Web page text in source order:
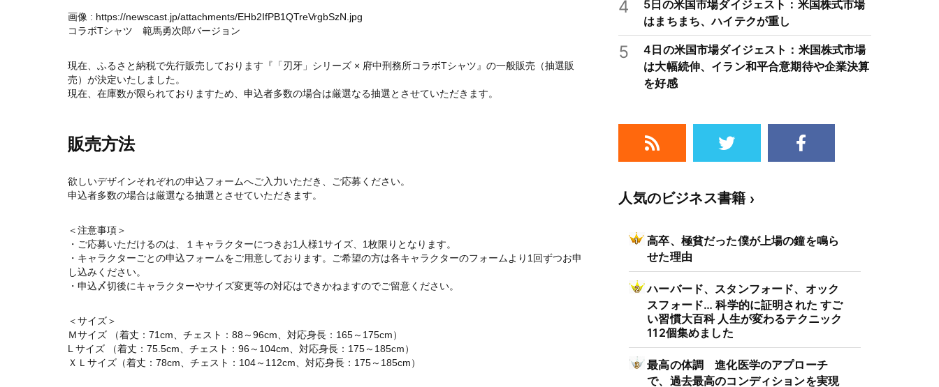
画像 : https://newscast.jp/attachments/EHb2IfPB1QTreVrgbSzN.jpg
コラボTシャツ 範馬勇次郎バージョン
現在、ふるさと納税で先行販売しております『「刃牙」シリーズ × 府中刑務所コラボTシャツ』の一般販売（抽選販
売）が決定いたしました。
現在、在庫数が限られておりますため、申込者多数の場合は厳選なる抽選とさせていただきます。
販売方法
欲しいデザインそれぞれの申込フォームへご入力いただき、ご応募ください。
申込者多数の場合は厳選なる抽選とさせていただきます。
＜注意事項＞
・ご応募いただけるのは、１キャラクターにつきお1人様1サイズ、1枚限りとなります。
・キャラクターごとの申込フォームをご用意しております。ご希望の方は各キャラクターのフォームより1回ずつお申
し込みください。
・申込〆切後にキャラクターやサイズ変更等の対応はできかねますのでご留意ください。
＜サイズ＞
Ｍサイズ （着丈：71cm、チェスト：88～96cm、対応身長：165～175cm）
L サイズ （着丈：75.5cm、チェスト：96～104cm、対応身長：175～185cm）
ＸＬサイズ（着丈：78cm、チェスト：104～112cm、対応身長：175～185cm）
4
5日の米国市場ダイジェスト：米国株式市場
はまちまち、ハイテクが重し
5
4日の米国市場ダイジェスト：米国株式市場
は大幅続伸、イラン和平合意期待や企業決算
を好感
人気のビジネス書籍
高卒、極貧だった僕が上場の鐘を鳴ら
せた理由
ハーバード、スタンフォード、オック
スフォード… 科学的に証明された すご
い習慣大百科 人生が変わるテクニック
112個集めました
最高の体調 進化医学のアプローチ
で、過去最高のコンディションを実現